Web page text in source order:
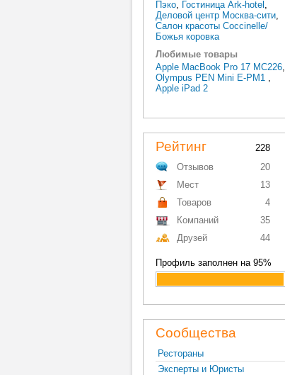
Пэко, Гостиница Ark-hotel ,
Деловой центр Москва-сити,
Салон красоты Coccinelle/
Божья коровка
Любимые товары
Apple MacBook Pro 17 MC226,
Olympus PEN Mini E-PM1 ,
Apple iPad 2
Рейтинг
228
Отзывов
20
Мест
13
Товаров
4
Компаний
35
Друзей
44
Профиль заполнен на 95%
Сообщества
Рестораны
Эксперты и Юристы